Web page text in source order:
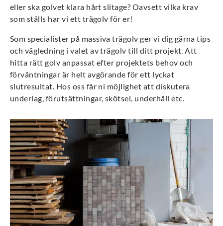
eller ska golvet klara hårt slitage? Oavsett vilka krav
som ställs har vi ett trägolv för er!
Som specialister på massiva trägolv ger vi dig gärna tips
och vägledning i valet av trägolv till ditt projekt. Att
hitta rätt golv anpassat efter projektets behov och
förväntningar är helt avgörande för ett lyckat
slutresultat. Hos oss får ni möjlighet att diskutera
underlag, förutsättningar, skötsel, underhåll etc.